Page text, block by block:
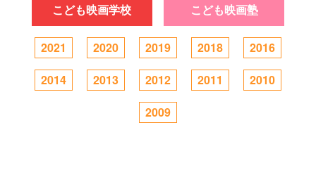
こども映画学校 こども映画塾
2021 2020 2019 2018
2016
2014
2013 2012 2011
2010
2009